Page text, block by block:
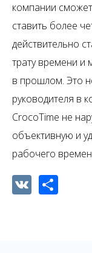
компании
ставить более
действительно
трату времени и
в прошлом. Это
руководителя в
CrocoTime не
объективную и
рабочего
VK Share